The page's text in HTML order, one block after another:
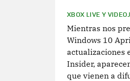
XBOX LIVE Y
Mientras nos
Windows 10
actualizaciones
Insider,
que vienen a